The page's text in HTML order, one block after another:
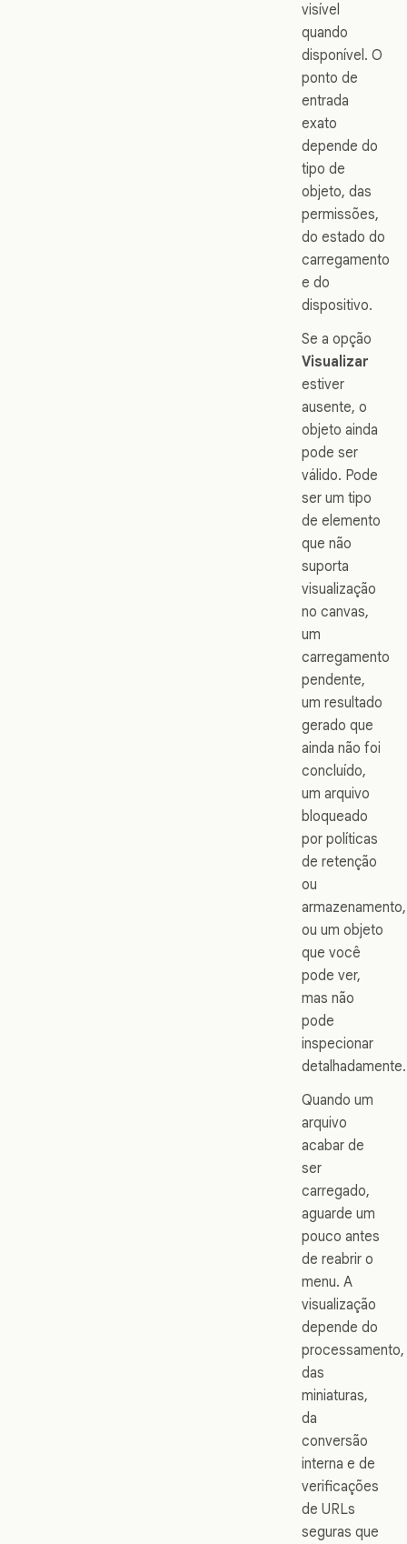
visível
quando
disponível. O
ponto de
entrada
exato
depende do
tipo de
objeto, das
permissões,
do estado do
carregamento
e do
dispositivo.
Se a opção
Visualizar
estiver
ausente, o
objeto ainda
pode ser
válido. Pode
ser um tipo
de elemento
que não
suporta
visualização
no canvas,
um
carregamento
pendente,
um resultado
gerado que
ainda não foi
concluído,
um arquivo
bloqueado
por políticas
de retenção
ou
armazenamento,
ou um objeto
que você
pode ver,
mas não
pode
inspecionar
detalhadamente.
Quando um
arquivo
acabar de
ser
carregado,
aguarde um
pouco antes
de reabrir o
menu. A
visualização
depende do
processamento,
das
miniaturas,
da
conversão
interna e de
verificações
de URLs
seguras que